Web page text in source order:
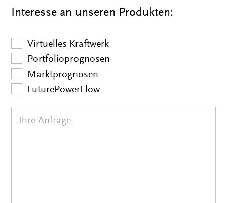
Interesse an unseren Produkten:
Virtuelles Kraftwerk
Portfolioprognosen
Marktprognosen
FuturePowerFlow